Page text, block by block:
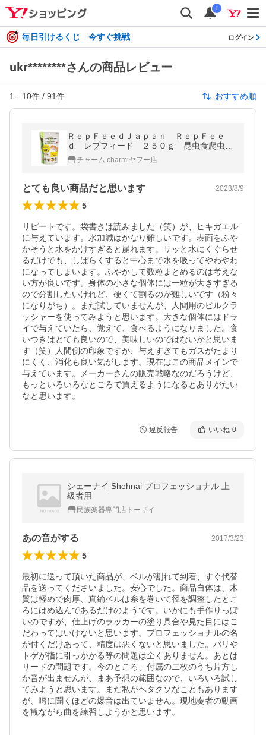
i
毎日引けるくじ 今すぐ挑戦 ログイン
ukr********さんの商品レビュー
1 - 10件 / 91件 おすすめ順
ＲｅｐＦｅｅｄＪａｐａｎ ＲｅｐＦｅｅ
ｄ レプフィード ２５０ｇ 昆虫食爬虫類
用チャーム charm ヤフー店
とても良い商品だと思います 2023/8/9
5
リピートです。袋書きは読みました（笑）が、ヒキガエル
に与えています。水加減はかなり難しいです。表面をふや
かそうと水をかけすぎると崩れます。サッと水にくぐらせ
るだけでも、しばらくすると中心まで水を吸ってやわやわ
になってしまいます。ふやかして数粒まとめるのは考えな
い方が良いです。身体の小さな個体には一粒が大きすぎる
ので分割したいけれど、硬くて割るのが難しいです（粉々
になりがち）。まだ試していませんが、人間用のピルクラ
ッシャーを使ってみようと思います。大きな個体にはドラ
イで与えていたら、覚えて、食べるようになりました。食
いつきはとても良いので、美味しいのではないかと思いま
す（笑）人間側の印象ですが、与えすぎてもガスがたまり
にくく、消化も良い気がします。現在はこの商品メインで
与えています。メーカーさんの販売戦略なのだろうけど、
もっといろいろなところで買えるようになるとありがたい
なと思います。
違反報告 いいね 0
シェーナイ Shehnai プロフェッショナル 上
級者用
民族楽器専門店トーザイ
あの音がする 2017/3/23
5
最初に送って頂いた商品が、ベルが割れて到着、すぐ代替
品を送ってくださいました。安心でした。商品自体は、木
質は軽めで肉厚、真鍮ベルは糸を巻いて径を調整したとこ
ろにはめ込んであるだけのようです。いかにも手作りっぽ
いのですが、仕上げのラッカーの塗り具合や見た目にはこ
だわってはいけないと思います。プロフェッショナルの名
が付くだけあって、精度は悪くないと思いました。バリや
トゲが指に引っかかる等の問題は全くありません。あとは
リードの問題です。今のところ、付属の二枚のうち片方し
か音が出ませんが、まあ予想の範囲なので、いろいろ試し
てみようと思います。まだ私がヘタクソなこともあります
が、噂に聞くほどの爆音は出ていません。現地奏者の動画
を観ながら曲を練習しようかと思います。